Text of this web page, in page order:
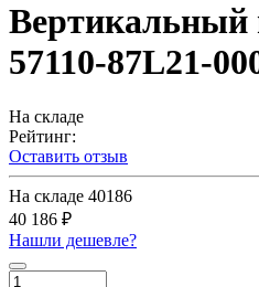
Вертикальный
57110-87L21-
На складе
Рейтинг:
Оставить отзыв
На складе 40186
40 186 ₽
Нашли дешевле?